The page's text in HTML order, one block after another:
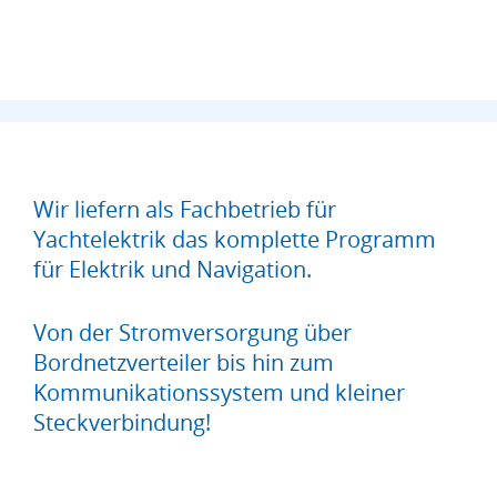
Wir liefern als Fachbetrieb für
Yachtelektrik das komplette Programm
für Elektrik und Navigation.
Von der Stromversorgung über
Bordnetzverteiler bis hin zum
Kommunikationssystem und kleiner
Steckverbindung!